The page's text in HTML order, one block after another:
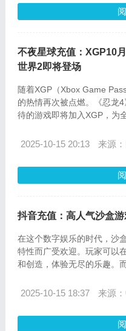
不夜星球充值：XGP10
世界2即将登场
随着XGP（Xbox Game
的热情再次被点燃。《忍龙
待的游戏即将加入XGP，为
大玩家提供了便捷高效的充
XGP带来的游戏盛宴。
2025-10-15 20:13 来源
抖音充值：高人气沙盒
在这个数字娱乐的时代，沙
特性而广受欢迎。玩家可以
和创造，体验无尽的乐趣。
为您详细介绍高人气沙盒游
2025-10-15 18:37 来源